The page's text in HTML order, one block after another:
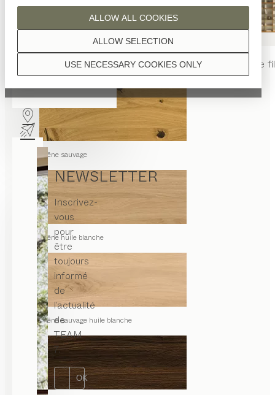
USE NECESSARY COOKIES ONLY
ALLOW SELECTION
ALLOW ALL COOKIES
tablenya chaisenya rayonnage
NEWSLETTER
Inscrivez-
vous
pour
être
toujours
informé
de
l’actualité
de
TEAM
7.
OK
chêne sauvage
chêne huile blanche
chêne sauvage huile blanche